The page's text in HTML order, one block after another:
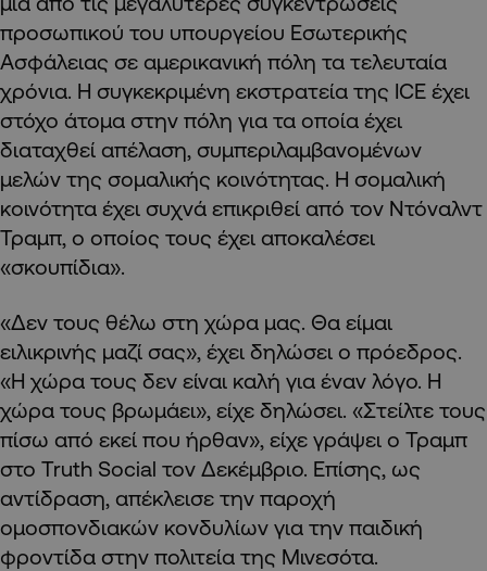
προσωπικού του υπουργείου Εσωτερικής
Ασφάλειας σε αμερικανική πόλη τα τελευταία
χρόνια. Η συγκεκριμένη εκστρατεία της ICE έχει
στόχο άτομα στην πόλη για τα οποία έχει
διαταχθεί απέλαση, συμπεριλαμβανομένων
μελών της σομαλικής κοινότητας. Η σομαλική
κοινότητα έχει συχνά επικριθεί από τον Ντόναλντ
Τραμπ, ο οποίος τους έχει αποκαλέσει
«σκουπίδια».
«Δεν τους θέλω στη χώρα μας. Θα είμαι
ειλικρινής μαζί σας», έχει δηλώσει ο πρόεδρος.
«Η χώρα τους δεν είναι καλή για έναν λόγο. Η
χώρα τους βρωμάει», είχε δηλώσει. «Στείλτε τους
πίσω από εκεί που ήρθαν», είχε γράψει ο Τραμπ
στο Truth Social τον Δεκέμβριο. Επίσης, ως
αντίδραση, απέκλεισε την παροχή
ομοσπονδιακών κονδυλίων για την παιδική
φροντίδα στην πολιτεία της Μινεσότα.